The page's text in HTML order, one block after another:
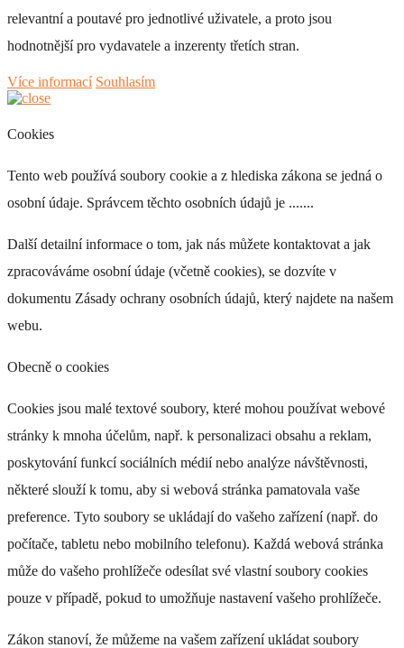
350g/m², otěruvzdornost - 60.000 cyklů. Údržba -
+ 0 Kč
DI 161
relevantní a poutavé pro jednotlivé uživatele, a proto jsou
hodnotnější pro vydavatele a inzerenty třetích stran.
Více informací Souhlasím
Cookies
Tento web používá soubory cookie a z hlediska zákona se jedná o
osobní údaje. Správcem těchto osobních údajů je .......
Další detailní informace o tom, jak nás můžete kontaktovat a jak
zpracováváme osobní údaje (včetně cookies), se dozvíte v
dokumentu Zásady ochrany osobních údajů, který najdete na našem
webu.
Obecně o cookies
Cookies jsou malé textové soubory, které mohou používat webové
stránky k mnoha účelům, např. k personalizaci obsahu a reklam,
poskytování funkcí sociálních médií nebo analýze návštěvnosti,
některé slouží k tomu, aby si webová stránka pamatovala vaše
preference. Tyto soubory se ukládají do vašeho zařízení (např. do
počítače, tabletu nebo mobilního telefonu). Každá webová stránka
může do vašeho prohlížeče odesílat své vlastní soubory cookies
pouze v případě, pokud to umožňuje nastavení vašeho prohlížeče.
Zákon stanoví, že můžeme na vašem zařízení ukládat soubory